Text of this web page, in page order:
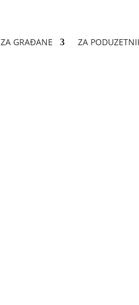
ZA GRAĐANE ZA